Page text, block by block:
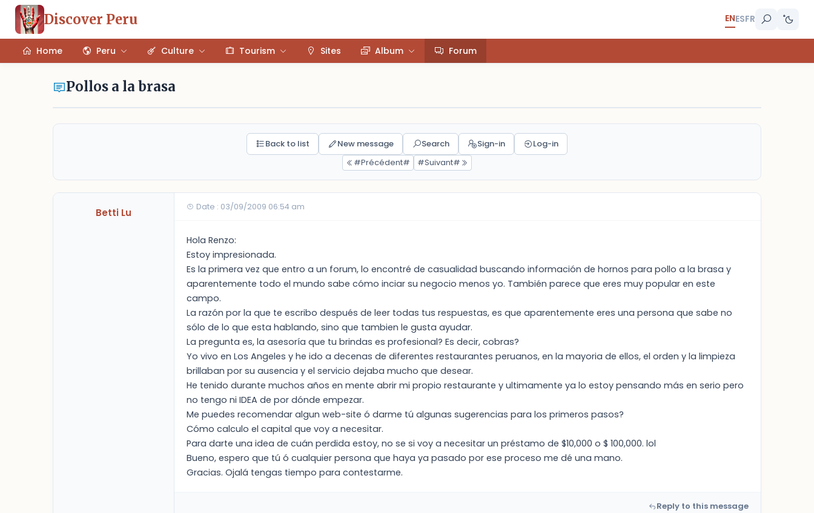
Discover Peru ENESFR
Home Peru Culture Tourism Sites Album Forum
Pollos a la brasa
Back to list New message Search Sign-in
Log-in
#Précédent#
#Suivant#
Betti Lu Date : 03/09/2009 06:54 am
Hola Renzo:
Estoy impresionada.
Es la primera vez que entro a un forum, lo encontré de casualidad buscando información de hornos para pollo a la brasa y
aparentemente todo el mundo sabe cómo inciar su negocio menos yo. También parece que eres muy popular en este
campo.
La razón por la que te escribo después de leer todas tus respuestas, es que aparentemente eres una persona que sabe no
sólo de lo que esta hablando, sino que tambien le gusta ayudar.
La pregunta es, la asesoría que tu brindas es profesional? Es decir, cobras?
Yo vivo en Los Angeles y he ido a decenas de diferentes restaurantes peruanos, en la mayoria de ellos, el orden y la limpieza
brillaban por su ausencia y el servicio dejaba mucho que desear.
He tenido durante muchos años en mente abrir mi propio restaurante y ultimamente ya lo estoy pensando más en serio pero
no tengo ni IDEA de por dónde empezar.
Me puedes recomendar algun web-site ó darme tú algunas sugerencias para los primeros pasos?
Cómo calculo el capital que voy a necesitar.
Para darte una idea de cuán perdida estoy, no se si voy a necesitar un préstamo de $10,000 o $ 100,000. lol
Bueno, espero que tú ó cualquier persona que haya ya pasado por ese proceso me dé una mano.
Gracias. Ojalá tengas tiempo para contestarme.
Reply to this message